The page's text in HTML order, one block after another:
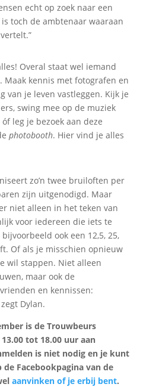
echt op zoek naar een
toch de ambtenaar waaraan
Overal staat wel iemand
Maak kennis met fotografen en
van je leven vastleggen. Kijk je
swing mee op de muziek
leg je bezoek aan deze
photobooth. Hier vind je alles
zo’n twee bruiloften per
zijn uitgenodigd. Maar
niet alleen in het teken van
voor iedereen die iets te
ook een 12,5, 25,
Of als je misschien opnieuw
wil stappen. Niet alleen
maar ook de
en kennissen:
Dylan.
is de Trouwbeurs
tot 18.00 uur aan
is niet nodig en je kunt
Facebookpagina van de
aanvinken of je erbij bent.